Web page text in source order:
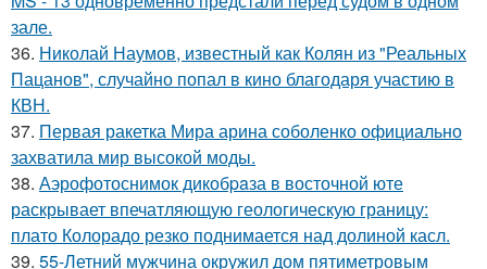
зале.
36. Николай Наумов, известный как Колян из "Реальных
Пацанов", случайно попал в кино благодаря участию в
КВН.
37. Первая ракетка Мира арина соболенко официально
захватила мир высокой моды.
38. Аэрофотоснимок дикобpaза в восточной юте
раскрывает впечатляющую геологическую границу:
плато Колорадо резко поднимается над долиной касл.
39. 55-Летний мужчина окружил дом пятиметровым